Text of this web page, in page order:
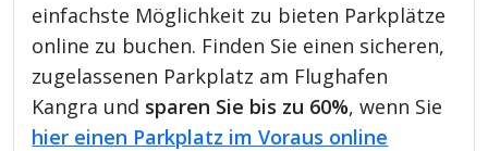
einfachste Möglichkeit zu bieten Parkplätze
online zu buchen. Finden Sie einen sicheren,
zugelassenen Parkplatz am Flughafen
Kangra und sparen Sie bis zu 60%, wenn Sie
hier einen Parkplatz im Voraus online